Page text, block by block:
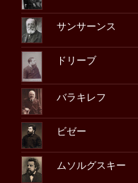
サンサーンス
ドリーブ
バラキレフ
ビゼー
ムソルグスキー